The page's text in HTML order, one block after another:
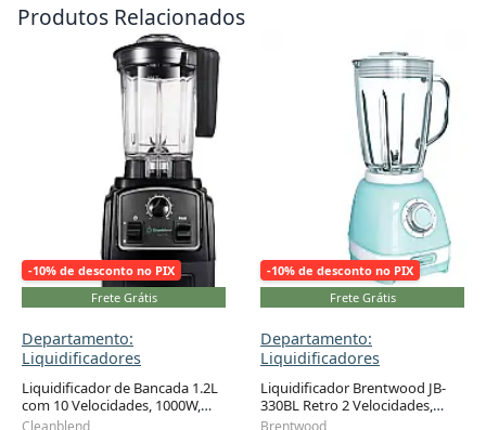
Produtos Relacionados
-10% de desconto no PIX
Frete Grátis
Departamento:
Liquidificadores
Liquidificador de Bancada 1.2L
com 10 Velocidades, 1000W,
110v, CLEANBLEND ULTRA
Cleanblend
-10% de desconto no PIX
Frete Grátis
Departamento:
Liquidificadores
Liquidificador Brentwood JB-
330BL Retro 2 Velocidades,
Jarra Plástica 1,5L, Lâmina Inox,
Brentwood
Adicionar ao carrinho Adicionar ao carrinho